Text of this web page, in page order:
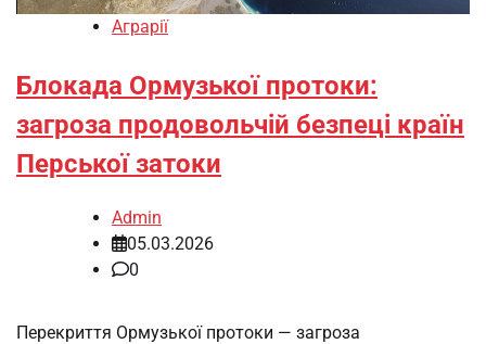
Аграрії
Блокада Ормузької протоки:
загроза продовольчій безпеці країн
Перської затоки
Admin
05.03.2026
0
Перекриття Ормузької протоки — загроза